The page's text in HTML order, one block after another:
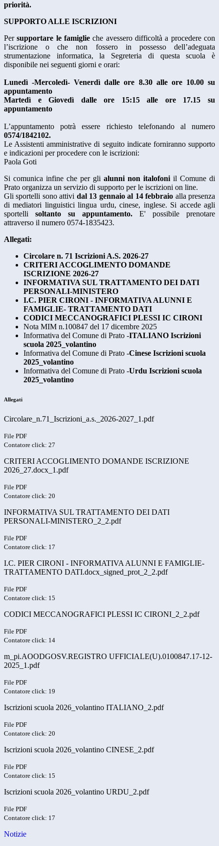
priorità.
SUPPORTO ALLE ISCRIZIONI
Persupportare le famiglie che avessero difficoltà a procedere con
l’iscrizione o che non fossero in possesso dell’adeguata
strumentazione informatica, la Segreteria di questa scuola è
disponibile nei seguenti giorni e orari:
Lunedì -Mercoledì- Venerdì dalle ore 8.30 alle ore 10.00 su
appuntamento
Martedì e Giovedì dalle ore 15:15 alle ore 17.15 su
appuntamento
L’appuntamento potrà essere richiesto telefonando al numero
0574/1842102.
Le Assistenti amministrative di seguito indicate forniranno supporto
e indicazioni per procedere con le iscrizioni:
Paola Goti
Si comunica infine che per gli alunni non italofoni il Comune di
Prato organizza un servizio di supporto per le iscrizioni on line.
Gli sportelli sono attivi dal 13 gennaio al 14 febbraio alla presenza
di mediatori linguistici lingua urdu, cinese, inglese. Si accede agli
sportelli soltanto su appuntamento. E' possibile prenotare
attraverso il numero 0574-1835423.
Allegati:
Circolare n. 71 Iscrizioni A.S. 2026-27
CRITERI ACCOGLIMENTO DOMANDE
ISCRIZIONE 2026-27
INFORMATIVA SUL TRATTAMENTO DEI DATI
PERSONALI-MINISTERO
I.C. PIER CIRONI - INFORMATIVA ALUNNI E
FAMIGLIE- TRATTAMENTO DATI
CODICI MECCANOGRAFICI PLESSI IC CIRONI
Nota MIM n.100847 del 17 dicembre 2025
Informativa del Comune di Prato -ITALIANO Iscrizioni
scuola 2025_volantino
Informativa del Comune di Prato -Cinese Iscrizioni scuola
2025_volantino
Informativa del Comune di Prato -Urdu Iscrizioni scuola
2025_volantino
Allegati
Circolare_n.71_Iscrizioni_a.s._2026-2027_1.pdf
File PDF
Contatore click: 27
CRITERI ACCOGLIMENTO DOMANDE ISCRIZIONE
2026_27.docx_1.pdf
File PDF
Contatore click: 20
INFORMATIVA SUL TRATTAMENTO DEI DATI
PERSONALI-MINISTERO_2_2.pdf
File PDF
Contatore click: 17
I.C. PIER CIRONI - INFORMATIVA ALUNNI E FAMIGLIE-
TRATTAMENTO DATI.docx_signed_prot_2_2.pdf
File PDF
Contatore click: 15
CODICI MECCANOGRAFICI PLESSI IC CIRONI_2_2.pdf
File PDF
Contatore click: 14
m_pi.AOODGOSV.REGISTRO UFFICIALE(U).0100847.17-12-
2025_1.pdf
File PDF
Contatore click: 19
Iscrizioni scuola 2026_volantino ITALIANO_2.pdf
File PDF
Contatore click: 20
Iscrizioni scuola 2026_volantino CINESE_2.pdf
File PDF
Contatore click: 15
Iscrizioni scuola 2026_volantino URDU_2.pdf
File PDF
Contatore click: 17
Notizie